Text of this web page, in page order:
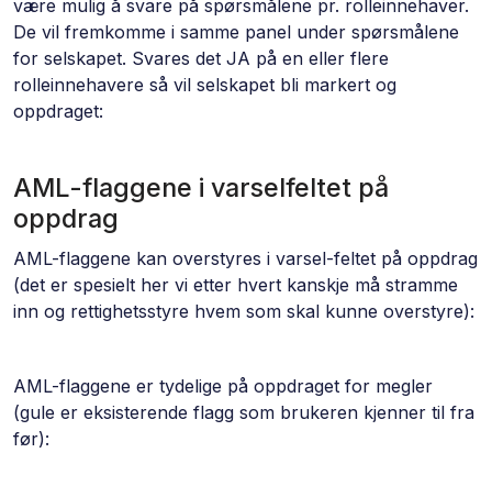
være mulig å svare på spørsmålene pr. rolleinnehaver.
De vil fremkomme i samme panel under spørsmålene
for selskapet. Svares det JA på en eller flere
rolleinnehavere så vil selskapet bli markert og
oppdraget:
AML-flaggene i varselfeltet på
oppdrag
AML-flaggene kan overstyres i varsel-feltet på oppdrag
(det er spesielt her vi etter hvert kanskje må stramme
inn og rettighetsstyre hvem som skal kunne overstyre):
AML-flaggene er tydelige på oppdraget for megler
(gule er eksisterende flagg som brukeren kjenner til fra
før):